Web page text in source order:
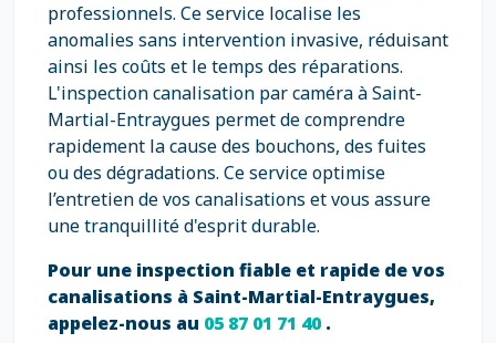
professionnels. Ce service localise les
anomalies sans intervention invasive, réduisant
ainsi les coûts et le temps des réparations.
L'inspection canalisation par caméra à Saint-
Martial-Entraygues permet de comprendre
rapidement la cause des bouchons, des fuites
ou des dégradations. Ce service optimise
l’entretien de vos canalisations et vous assure
une tranquillité d'esprit durable.
Pour une inspection fiable et rapide de vos
canalisations à Saint-Martial-Entraygues,
appelez-nous au 05 87 01 71 40.